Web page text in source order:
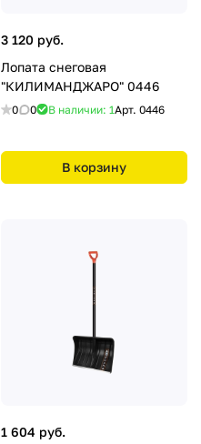
3 120 руб.
Лопата снеговая
"КИЛИМАНДЖАРО" 0446
0 0 В наличии: 1Арт. 0446
В корзину
1 604 руб.